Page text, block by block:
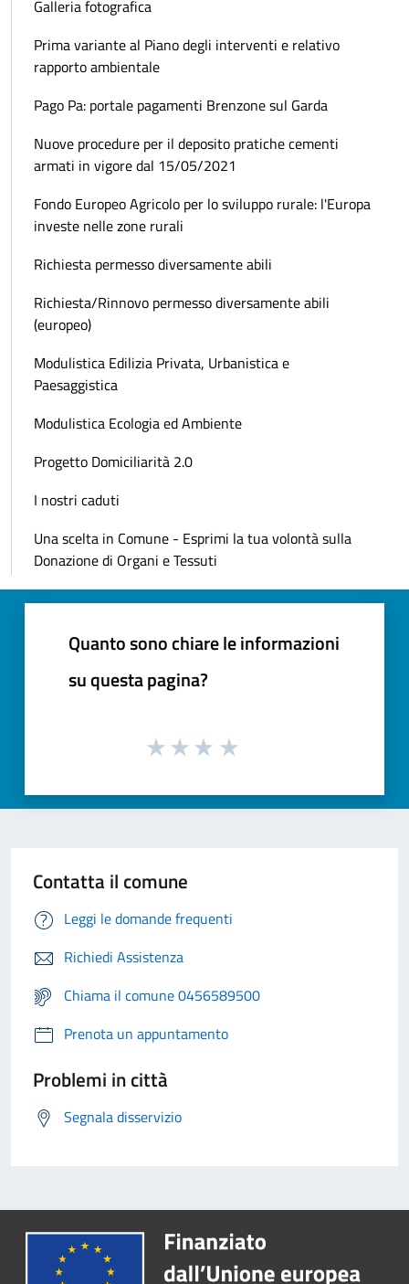
Galleria fotografica
Prima variante al Piano degli interventi e relativo
rapporto ambientale
Pago Pa: portale pagamenti Brenzone sul Garda
Nuove procedure per il deposito pratiche cementi
armati in vigore dal 15/05/2021
Fondo Europeo Agricolo per lo sviluppo rurale: l'Europa
investe nelle zone rurali
Richiesta permesso diversamente abili
Richiesta/Rinnovo permesso diversamente abili
(europeo)
Modulistica Edilizia Privata, Urbanistica e
Paesaggistica
Modulistica Ecologia ed Ambiente
Progetto Domiciliarità 2.0
I nostri caduti
Una scelta in Comune - Esprimi la tua volontà sulla
Donazione di Organi e Tessuti
Quanto sono chiare le informazioni
su questa pagina?
Contatta il comune
Leggi le domande frequenti
Richiedi Assistenza
Chiama il comune 0456589500
Prenota un appuntamento
Problemi in città
Segnala disservizio